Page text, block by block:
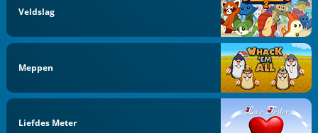
Veldslag
Meppen
Liefdes Meter